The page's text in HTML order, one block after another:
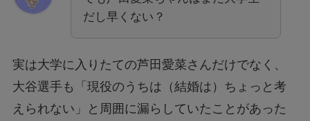
だし早くない？
実は大学に入りたての芦田愛菜さんだけでなく、
大谷選手も「現役のうちは（結婚は）ちょっと考
えられない」と周囲に漏らしていたことがあった